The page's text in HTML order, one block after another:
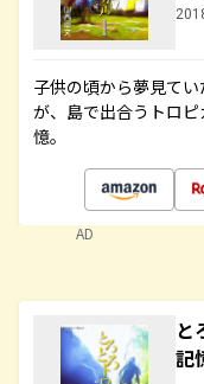
子供の頃から夢見て
が、島で出合うトロ
憶。
AD
と
記